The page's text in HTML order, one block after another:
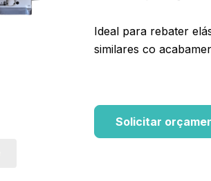
Ideal para rebater
similares co
Solicitar